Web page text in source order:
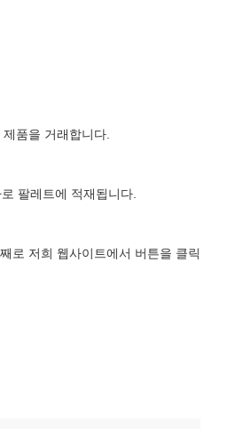
품을 거래합니다.
팔레트에 적재됩니다.
로 저희 웹사이트에서 버튼을 클릭